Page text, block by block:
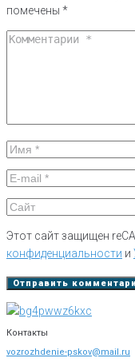
помечены *
Этот сайт защищен
конфиденциальности и
Контакты
vozrozhdenie-pskov@mail.ru